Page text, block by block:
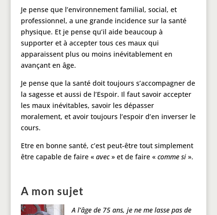
Je pense que l’environnement familial, social, et
professionnel, a une grande incidence sur la santé
physique. Et je pense qu’il aide beaucoup à
supporter et à accepter tous ces maux qui
apparaissent plus ou moins inévitablement en
avançant en âge.
Je pense que la santé doit toujours s’accompagner de
la sagesse et aussi de l’Espoir. Il faut savoir accepter
les maux inévitables, savoir les dépasser
moralement, et avoir toujours l’espoir d’en inverser le
cours.
Etre en bonne santé, c’est peut-être tout simplement
être capable de faire « avec» et de faire « comme si».
A mon sujet
A l’âge de 75 ans, je ne me lasse pas de